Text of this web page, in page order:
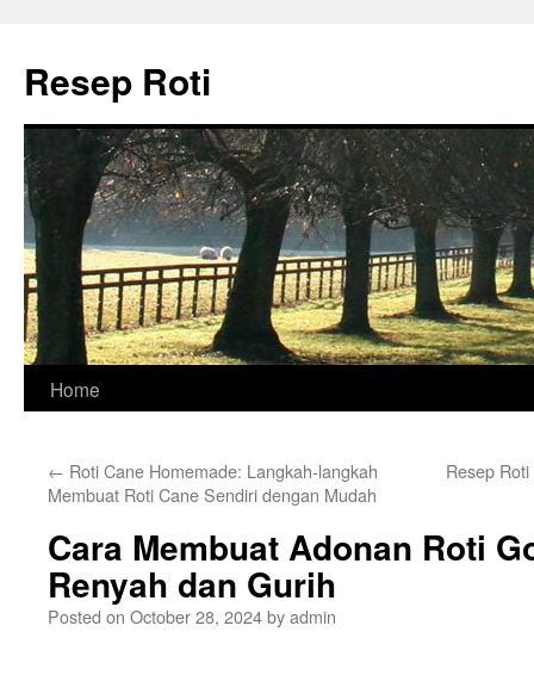
content
Resep Roti
Home
← Roti Cane Homemade: Langkah-langkah
Membuat Roti Cane Sendiri dengan Mudah
Resep
Cara Membuat Adonan Roti
Renyah dan Gurih
Posted on October 28, 2024byadmin